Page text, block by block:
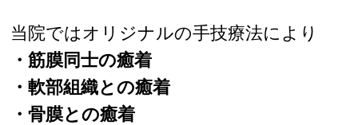
当院ではオリジナルの手技療法により
・筋膜同士の癒着
・軟部組織との癒着
・骨膜との癒着